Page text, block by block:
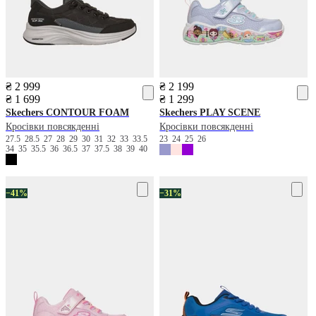
₴ 2 999
₴ 1 699
Skechers CONTOUR FOAM
Кросівки повсякденні
27.5 28.5 27 28 29 30 31 32 33 33.5
34 35 35.5 36 36.5 37 37.5 38 39 40
₴ 2 199
₴ 1 299
Skechers PLAY SCENE
Кросівки повсякденні
23242526
−41% −31%